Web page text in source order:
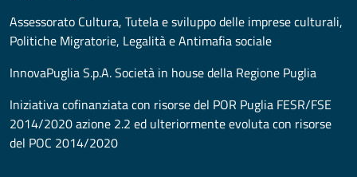
Assessorato Cultura, Tutela e sviluppo delle imprese culturali,
Politiche Migratorie, Legalità e Antimafia sociale
InnovaPuglia S.p.A. Società in house della Regione Puglia
Iniziativa cofinanziata con risorse del POR Puglia FESR/FSE
2014/2020 azione 2.2 ed ulteriormente evoluta con risorse
del POC 2014/2020